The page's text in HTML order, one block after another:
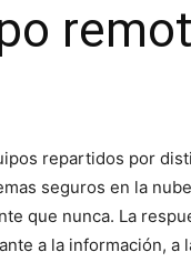
repartidos por
seguros en la
que nunca. La
a la información, a